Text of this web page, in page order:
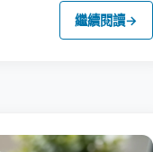
繼續閱讀→